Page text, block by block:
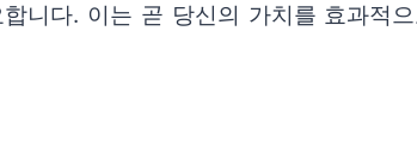
니다. 이는 곧 당신의 가치를 효과적